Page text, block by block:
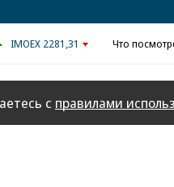
IMOEX 2281,31 Что
с правилами